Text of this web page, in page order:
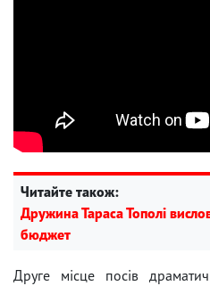
Читайте також:
Дружина Тараса Тополі
бюджет
Друге місце посів